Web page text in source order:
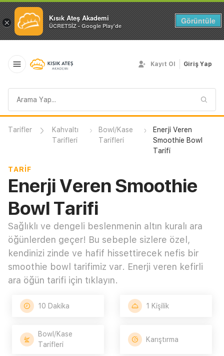
× Kısık Ateş Akademi
ÜCRETSİZ - Google Play'de
Görüntüle
sorgusu
Kayıt Ol Giriş Yap
Tarifler
Kahvaltı
Tarifleri
Bowl/Kase
Tarifleri
Enerji Veren
Smoothie Bowl
Tarifi
TARIF
Enerji Veren Smoothie
Bowl Tarifi
Sağlıklı ve dengeli beslenmenin altın kuralı ara
öğünlerden geçer! Bu sebeple sizlere özel,
kendinizi zinde ve hafif hissettirecek nefis bir
smoothie bowl tarifimiz var. Enerji veren kefirli
ara öğün tarifi için tıklayın.
10 Dakika 1 Kişilik
Bowl/Kase
Tarifleri
Karıştırma